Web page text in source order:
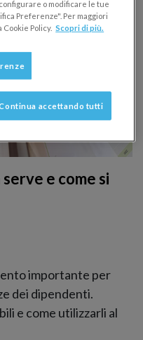
e come si
importante per
dei dipendenti.
e come utilizzarli al
o modificare le tue
Preferenze". Per maggiori
Policy. Scopri di più.
accettando tutti